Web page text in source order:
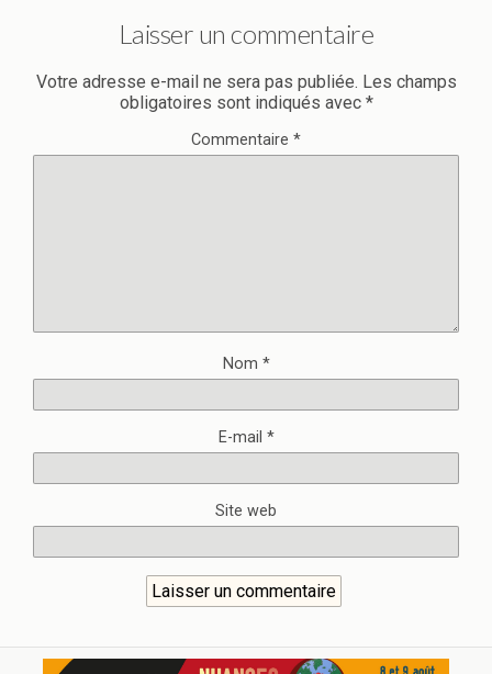
Laisser un commentaire
Votre adresse e-mail ne sera pas publiée. Les champs
obligatoires sont indiqués avec *
Commentaire *
Nom *
E-mail *
Site web